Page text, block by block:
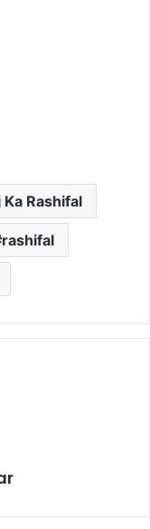
Ka Rashifal
rashifal